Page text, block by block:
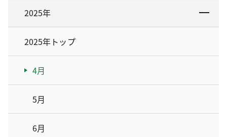
2025年
2025年トップ
4月
5月
6月